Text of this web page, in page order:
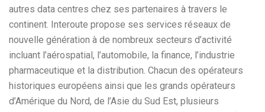
autres data centres chez ses partenaires à travers le
continent. Interoute propose ses services réseaux de
nouvelle génération à de nombreux secteurs d’activité
incluant l’aérospatial, l’automobile, la finance, l’industrie
pharmaceutique et la distribution. Chacun des opérateurs
historiques européens ainsi que les grands opérateurs
d’Amérique du Nord, de l’Asie du Sud Est, plusieurs